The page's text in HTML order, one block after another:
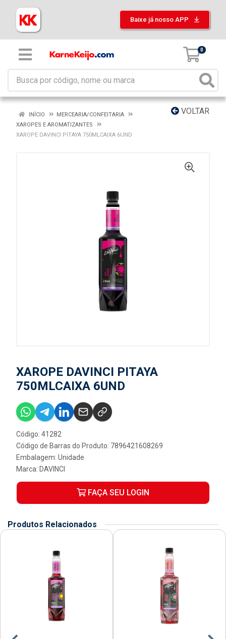
Baixe já nosso APP
0
VOLTAR
INÍCIO
MERCEARIA/CONFEITARIA
XAROPES E AROMATIZANTES
XAROPE DAVINCI PITAYA 750MLCAIXA 6UND
XAROPE DAVINCI PITAYA
750MLCAIXA 6UND
Código: 41282
Código de Barras do Produto: 7896421608269
Embalagem: Unidade
Marca: DAVINCI
FAÇA SEU LOGIN
Produtos Relacionados